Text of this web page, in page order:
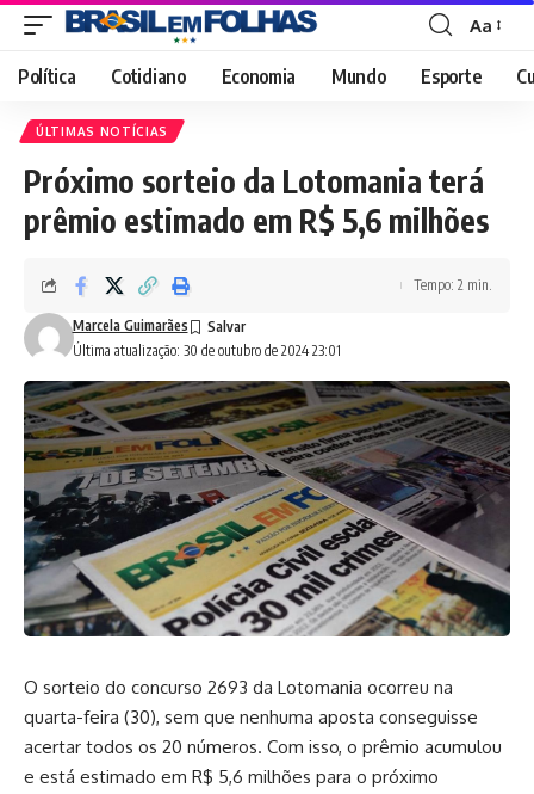
Font
Resizer
Aa
Política Cotidiano Economia Mundo Esporte
ÚLTIMAS NOTÍCIAS
Próximo sorteio da Lotomania terá
prêmio estimado em R$ 5,6 milhões
Última atualização: 30 de outubro de 2024 23:01
Marcela Guimarães
Tempo: 2 min.
O sorteio do concurso 2693 da Lotomania ocorreu na
quarta-feira (30), sem que nenhuma aposta conseguisse
acertar todos os 20 números. Com isso, o prêmio acumulou
e está estimado em R$ 5,6 milhões para o próximo